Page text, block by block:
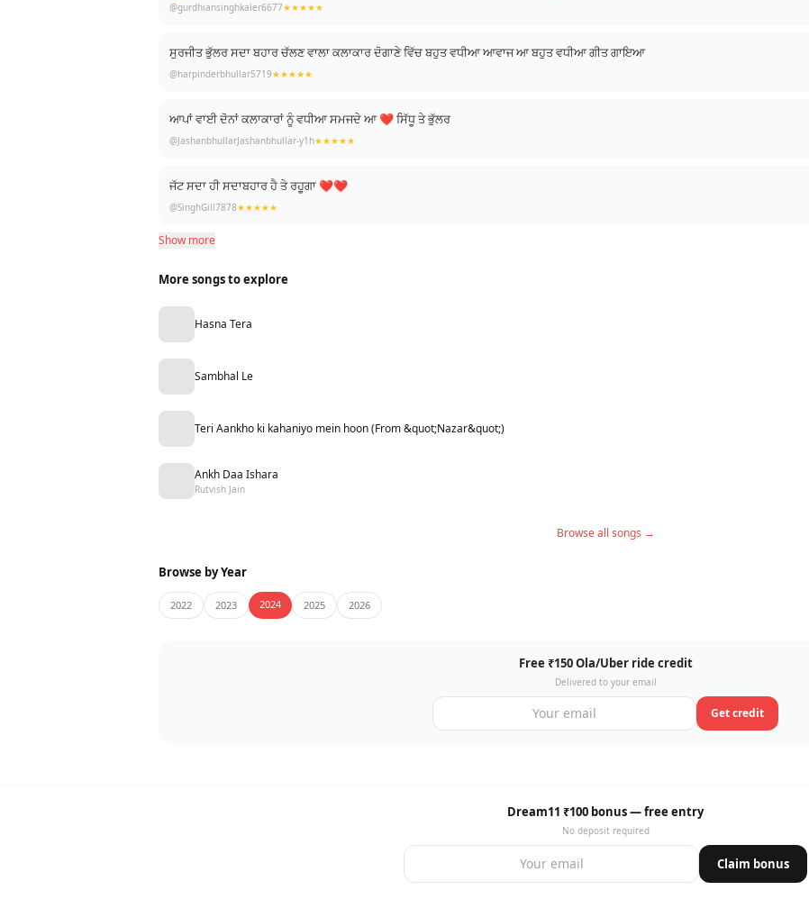
@gurdhiansinghkaler6677★★★★★
ਸੁਰਜੀਤ ਭੁੱਲਰ ਸਦਾ ਬਹਾਰ ਚੱਲਣ ਵਾਲਾ ਕਲਾਕਾਰ ਦੋਗਾਣੇ ਵਿੱਚ ਬਹੁਤ ਵਧੀਆ ਆਵਾਜ ਆ ਬਹੁਤ ਵਧੀਆ ਗੀਤ ਗਾਇਆ
@harpinderbhullar5719★★★★★
ਆਪਾਂ ਵਾਈ ਦੋਨਾਂ ਕਲਾਕਾਰਾਂ ਨੂੰ ਵਧੀਆ ਸਮਜਦੇ ਆ ❤ ਸਿੱਧੂ ਤੇ ਭੁੱਲਰ
@JashanbhullarJashanbhullar-y1h★★★★★
ਜੱਟ ਸਦਾ ਹੀ ਸਦਾਬਹਾਰ ਹੈ ਤੇ ਰਹੂਗਾ ❤️❤️
@SinghGill7878★★★★★
Show more
More songs to explore
Hasna Tera
Sambhal Le
Teri Aankho ki kahaniyo mein hoon (From &quot;Nazar&quot;)
Ankh Daa Ishara
Rutvish Jain
Browse all songs →
Browse by Year
2022 2023 2024 2025 2026
Free ₹150 Ola/Uber ride credit
Delivered to your email
Get credit
Dream11 ₹100 bonus — free entry
No deposit required
Claim bonus